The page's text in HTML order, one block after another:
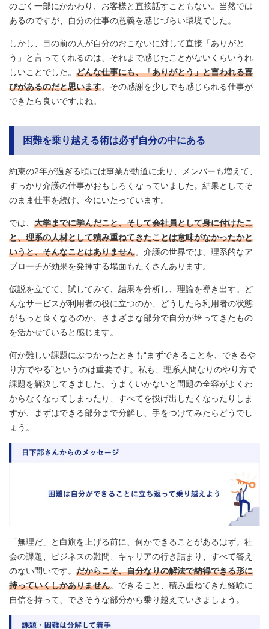
のごく一部にかかわり、お客様と直接話すこともない。当然では
あるのですが、自分の仕事の意義を感じづらい環境でした。
しかし、目の前の人が自分のおこないに対して直接「ありがと
う」と言ってくれるのは、それまで感じたことがないくらいうれ
しいことでした。 どんな仕事にも、「ありがとう」と言われる喜
びがあるのだと思います。その感謝を少しでも感じられる仕事が
できたら良いですよね。
困難を乗り越える術は必ず自分の中にある
約束の2年が過ぎる頃には事業が軌道に乗り、メンバーも増えて、
すっかり介護の仕事がおもしろくなっていました。結果としてそ
のまま仕事を続け、今にいたっています。
では、 大学までに学んだこと、そして会社員として身に付けたこ
と、理系の人材として積み重ねてきたことは意味がなかったかと
いうと、そんなことはありません。介護の世界では、理系的なア
プローチが効果を発揮する場面もたくさんあります。
仮説を立てて、試してみて、結果を分析し、理論を導き出す。ど
んなサービスが利用者の役に立つのか、どうしたら利用者の状態
がもっと良くなるのか、さまざまな部分で自分が培ってきたもの
を活かせていると感じます。
何か難しい課題にぶつかったときも“まずできることを、できるや
り方でやる”というのは重要です。私も、理系人間なりのやり方で
課題を解決してきました。うまくいかないと問題の全容がよくわ
からなくなってしまったり、すべてを投げ出したくなったりしま
すが、まずはできる部分まで分解し、手をつけてみたらどうでし
ょう。
「無理だ」と白旗を上げる前に、何かできることがあるはず。社
会の課題、ビジネスの難問、キャリアの行き詰まり、すべて答え
のない問いです。 だからこそ、自分なりの解法で納得できる形に
持っていくしかありません。できること、積み重ねてきた経験に
自信を持って、できそうな部分から乗り越えていきましょう。